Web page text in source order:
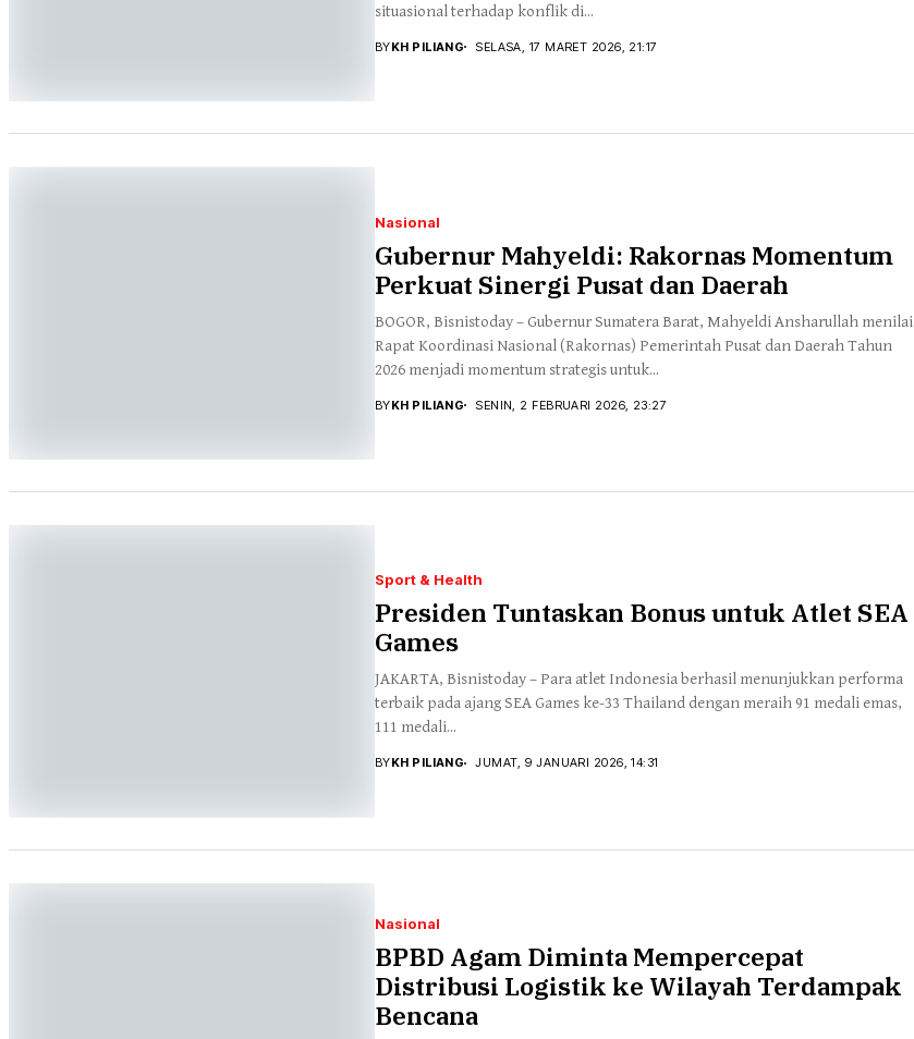
situasional terhadap konflik di...
BYKH PILIANG SELASA, 17 MARET 2026, 21:17
Nasional
Gubernur Mahyeldi: Rakornas Momentum
Perkuat Sinergi Pusat dan Daerah
BOGOR, Bisnistoday – Gubernur Sumatera Barat, Mahyeldi Ansharullah menilai
Rapat Koordinasi Nasional (Rakornas) Pemerintah Pusat dan Daerah Tahun
2026 menjadi momentum strategis untuk...
BYKH PILIANG SENIN, 2 FEBRUARI 2026, 23:27
Sport & Health
Presiden Tuntaskan Bonus untuk Atlet SEA
Games
JAKARTA, Bisnistoday – Para atlet Indonesia berhasil menunjukkan performa
terbaik pada ajang SEA Games ke-33 Thailand dengan meraih 91 medali emas,
111 medali...
BYKH PILIANG JUMAT, 9 JANUARI 2026, 14:31
Nasional
BPBD Agam Diminta Mempercepat
Distribusi Logistik ke Wilayah Terdampak
Bencana